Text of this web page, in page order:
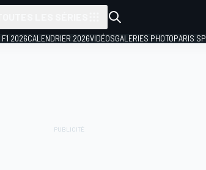
F1 2026CALENDRIER 2026VIDÉOSGALERIES PHOTOPARIS